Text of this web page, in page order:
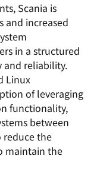
Scania is
and increased
in a structured
and reliability.
Linux
of leveraging
functionality,
between
reduce the
maintain the